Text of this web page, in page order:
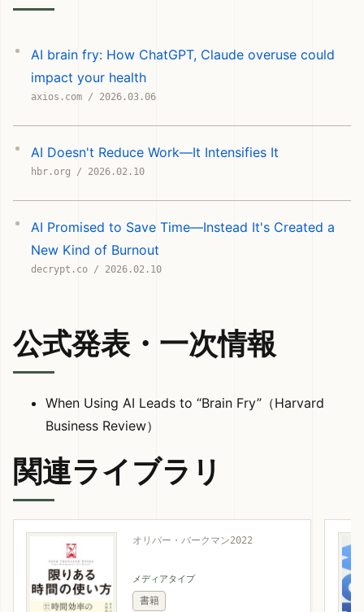
AI brain fry: How ChatGPT, Claude overuse could
impact your health
axios.com / 2026.03.06
AI Doesn't Reduce Work—It Intensifies It
hbr.org / 2026.02.10
AI Promised to Save Time—Instead It's Created a
New Kind of Burnout
decrypt.co / 2026.02.10
公式発表・一次情報
When Using AI Leads to “Brain Fry”（Harvard
Business Review）
関連ライブラリ
オリバー・バークマン2022
メディアタイプ
書籍